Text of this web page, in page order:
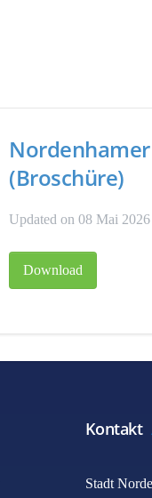
(Broschüre)
Updated on 08 Mai 2026
Download
Kontakt
Stadt